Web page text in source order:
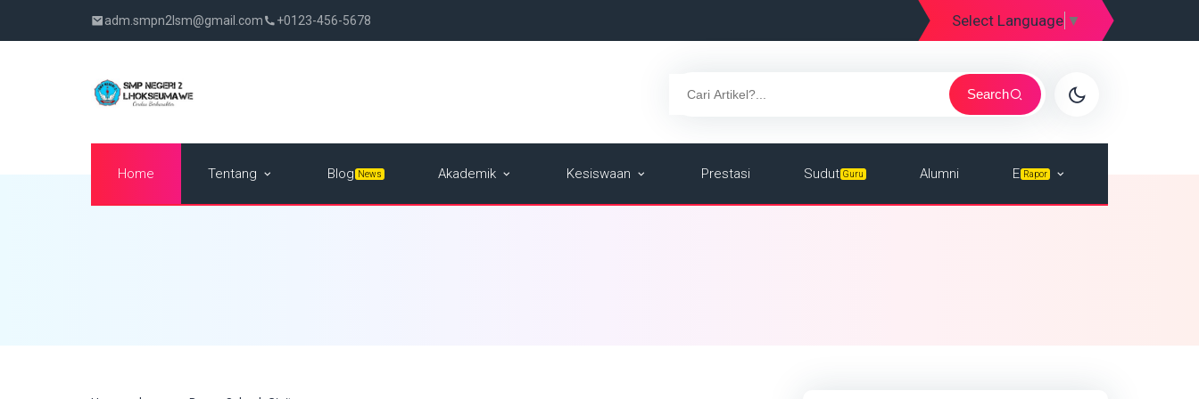
adm.smpn2lsm@gmail.com +0123-456-5678 Select Language ▼
Search
Home Tentang Blog News Akademik Kesiswaan Prestasi Sudut Guru Alumni E Rapor